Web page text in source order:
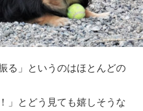
る」というのはほとんどの
」とどう見ても嬉しそうな